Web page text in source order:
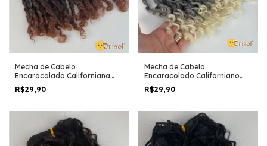
Mecha de Cabelo
Encaracolado Californiana
Chocolate
R$29,90
Mecha de Cabelo
Encaracolado Californiano
Loiro
R$29,90